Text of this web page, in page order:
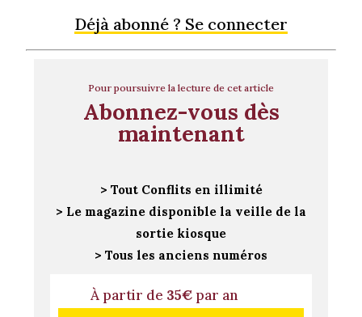
Déjà abonné ? Se connecter
Pour poursuivre la lecture de cet article
Abonnez-vous dès
maintenant
> Tout Conflits en illimité
> Le magazine disponible la veille de la
sortie kiosque
> Tous les anciens numéros
À partir de 35€par an